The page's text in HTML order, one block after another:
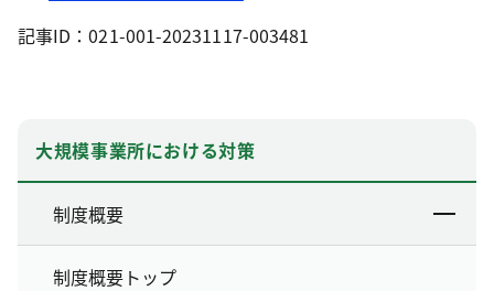
記事ID：021-001-20231117-003481
大規模事業所における対策
制度概要
制度概要トップ